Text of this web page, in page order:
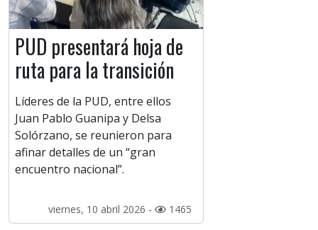
PUD presentará hoja de
ruta para la transición
Líderes de la PUD, entre ellos
Juan Pablo Guanipa y Delsa
Solórzano, se reunieron para
afinar detalles de un “gran
encuentro nacional”.
viernes, 10 abril 2026 - 1465